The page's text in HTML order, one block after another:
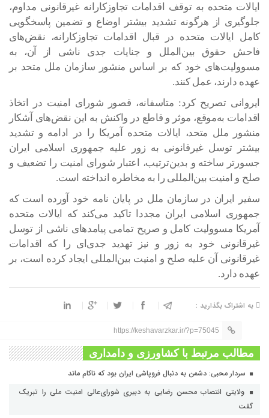
ایالات متحده به توقف اقدامات تجاوزکارانه غیرقانونی مداوم،
جلوگیری از هرگونه تشدید بیشتر اوضاع و تضمین پاسخگویی
کامل ایالات متحده در قبال اقدامات تجاوزکارانه، نقض‌های
فاحش حقوق بین‌الملل و جنایات جدی ناشی از آن، به
مسوولیت‌های خود که بر اساس منشور سازمان ملل متحد بر
عهده دارند، عمل کنند.
ایروانی تصریح کرد: متاسفانه، قصور شورای امنیت در اتخاذ
اقدامات به‌موقع، موثر و قاطع در واکنش به این نقض‌های آشکار
منشور ملل متحد، ایالات متحده آمریکا را در ادامه و تشدید
بیشتر توسل غیرقانونی به زور علیه جمهوری اسلامی ایران
جسورتر ساخته و بدین‌ترتیب، اعتبار شورای امنیت را تضعیف و
صلح و امنیت بین‌المللی را به مخاطره انداخته است.
سفیر ایران در سازمان ملل در پایان نامه خود آورده است که
جمهوری اسلامی ایران مجددا تاکید می‌کند که ایالات متحده
آمریکا مسوولیت کامل و صریح تمامی پیامدهای ناشی از توسل
غیرقانونی خود به زور و نیز تهدید جدی‌ای را که اقدامات
غیرقانونی آن علیه صلح و امنیت بین‌المللی ایجاد کرده است، بر
عهده دارد.
به اشتراک بگذارید :
https://keshavarzkar.ir/?p=75045
مطالب مرتبط با کشاورزی و دامداری
سردار محبی: دشمن به دنبال فروپاشی ایران بود که ناکام ماند
ولایتی انتصاب محسن رضایی به دبیری شورای‌عالی امنیت ملی را تبریک
گفت